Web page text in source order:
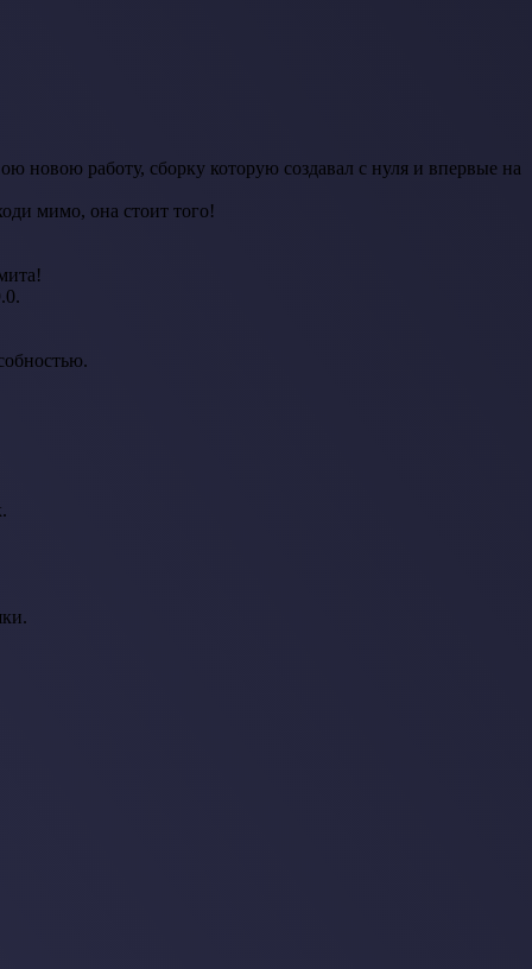
новою работу, сборку которую создавал с нуля и впервые на
мимо, она стоит того!